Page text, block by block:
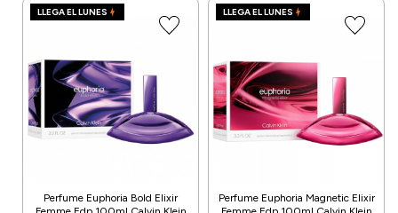
LLEGA EL LUNES
Perfume Euphoria Bold Elixir
LLEGA EL LUNES
Perfume Euphoria Magnetic Elixir